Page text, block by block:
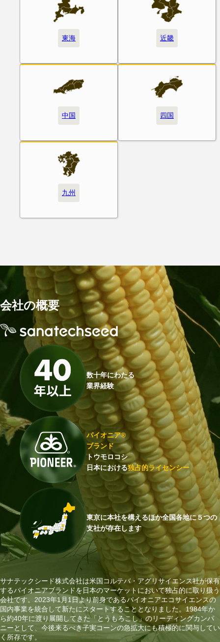
東海 近畿
中国 四国
九州
会社の概要
数十年にわたる
業界経験
パイオニア®
ブランド
トウモロコシ
日本における独占的ライセンシー
東京に本社を構えるほか全国各地に５つの
支社が存在します
サナテックシード株式会社は米国コルテバ・アグリサイエンス社が保有
するパイオニアブランドを日本のマーケットにおいて独占的に取り扱う
会社です。2023年1月1日より前身であるパイオニアエコサイエンスの
国内事業を統合して新たにスタートすることとなりました。1984年か
ら約40年に渡り展開してきた「とうもろこし」のリーディングカンパ
ニーとして、今後来るべき子実コーンの急拡大にも積極的に関与してい
く所存です。